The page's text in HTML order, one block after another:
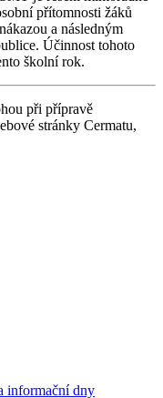
přítomnosti žáků
a následným
Účinnost tohoto
školní rok.
při přípravě
stránky Cermatu,
informační dny